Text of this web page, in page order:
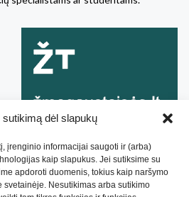
dėl slapukų
įrenginio informacijai saugoti ir (arba)
kaip slapukus. Jei sutiksime su
apdoroti duomenis, tokius kaip naršymo
Nesutikimas arba sutikimo